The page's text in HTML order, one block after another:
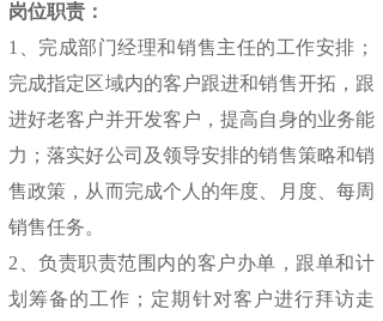
岗位职责：
1、完成部门经理和销售主任的工作安排；
完成指定区域内的客户跟进和销售开拓，跟
进好老客户并开发客户，提高自身的业务能
力；落实好公司及领导安排的销售策略和销
售政策，从而完成个人的年度、月度、每周
销售任务。
2、负责职责范围内的客户办单，跟单和计
划筹备的工作；定期针对客户进行拜访走